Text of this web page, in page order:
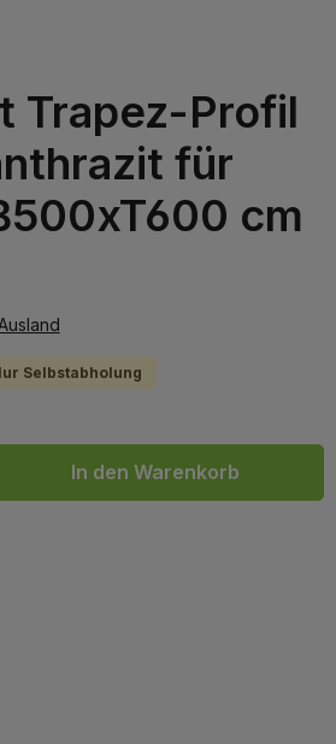
Trapez-Profil
für
cm
Selbstabholung
gewünschten Wert
In den Warenkorb